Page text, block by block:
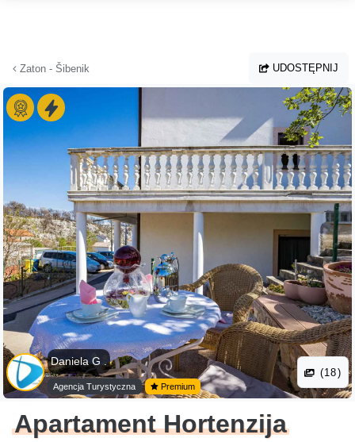
Zaton - Šibenik UDOSTĘPNIJ
Daniela G .
Agencja Turystyczna Premium
(18)
Apartament Hortenzija